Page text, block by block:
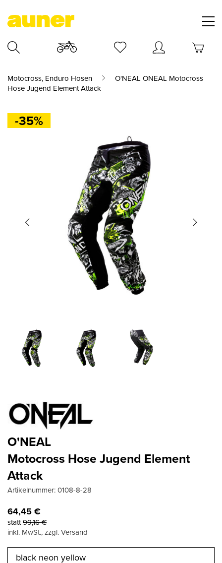
Motocross, Enduro Hosen
O'NEAL ONEAL Motocross
Hose Jugend Element Attack
-35%
O'NEAL
Motocross Hose Jugend Element
Attack
Artikelnummer:0108-8-28
64,45€
statt99,16€
inkl. MwSt., zzgl. Versand